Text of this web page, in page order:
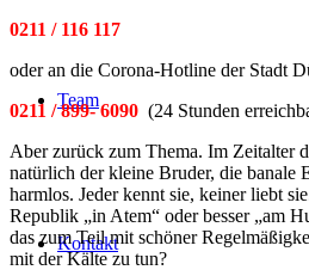
Team
Kontakt
0211 / 116 117
oder an die Corona-Hotline der Stadt
0211 / 899- 6090 (24 Stunden
Aber zurück zum Thema. Im Zeitalter
natürlich der kleine Bruder, die banale
harmlos. Jeder kennt sie, keiner liebt
Republik „in Atem“ oder besser „am
das zum Teil mit schöner
mit der Kälte zu tun?